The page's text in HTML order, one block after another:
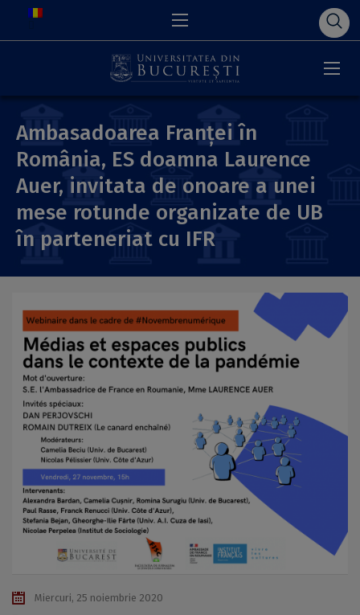
Ambasadoarea Franței în
România, ES doamna Laurence
Auer, invitata de onoare a unei
mese rotunde organizate de UB
în parteneriat cu IFR
Miercuri, 25 noiembrie 2020